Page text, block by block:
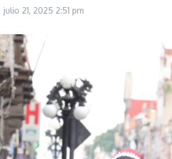
julio 21, 2025 2:51 pm